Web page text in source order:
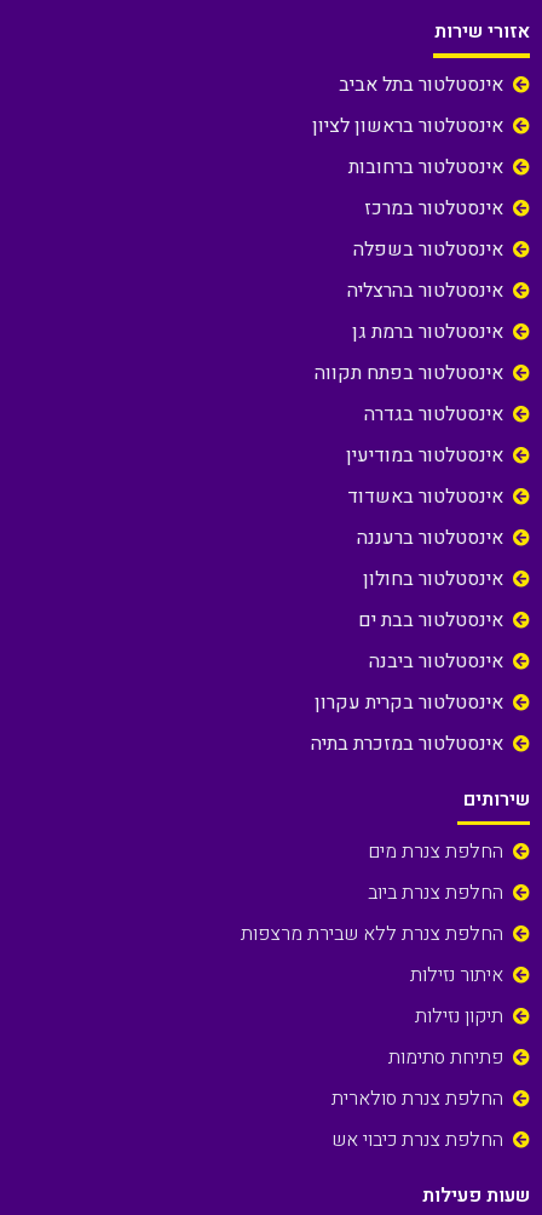
אזורי שירות
אינסטלטור בתל אביב
אינסטלטור בראשון לציון
אינסטלטור ברחובות
אינסטלטור במרכז
אינסטלטור בשפלה
אינסטלטור בהרצליה
אינסטלטור ברמת גן
אינסטלטור בפתח תקווה
אינסטלטור בגדרה
אינסטלטור במודיעין
אינסטלטור באשדוד
אינסטלטור ברעננה
אינסטלטור בחולון
אינסטלטור בבת ים
אינסטלטור ביבנה
אינסטלטור בקרית עקרון
אינסטלטור במזכרת בתיה
שירותים
החלפת צנרת מים
החלפת צנרת ביוב
החלפת צנרת ללא שבירת מרצפות
איתור נזילות
תיקון נזילות
פתיחת סתימות
החלפת צנרת סולארית
החלפת צנרת כיבוי אש
שעות פעילות